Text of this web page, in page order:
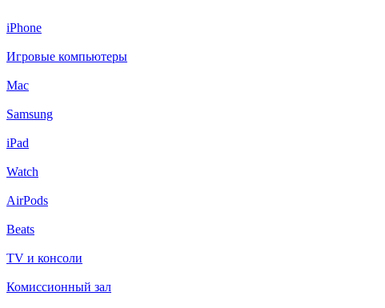
iPhone
Игровые компьютеры
Mac
Samsung
iPad
Watch
AirPods
Beats
TV и консоли
Комиссионный зал